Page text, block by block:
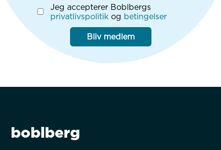
Jeg accepterer Boblbergs
privatlivspolitik og betingelser
Bliv medlem
boblberg